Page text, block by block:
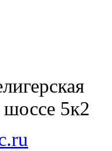
5к2